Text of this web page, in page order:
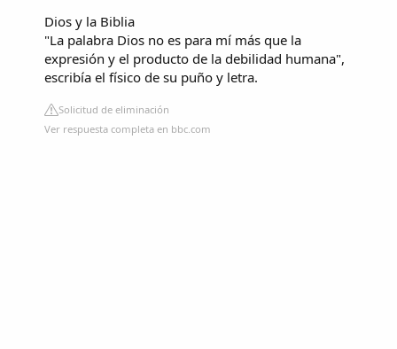
Dios y la Biblia
"La palabra Dios no es para mí más que la
expresión y el producto de la debilidad humana",
escribía el físico de su puño y letra.
Solicitud de eliminación
Ver respuesta completa en bbc.com